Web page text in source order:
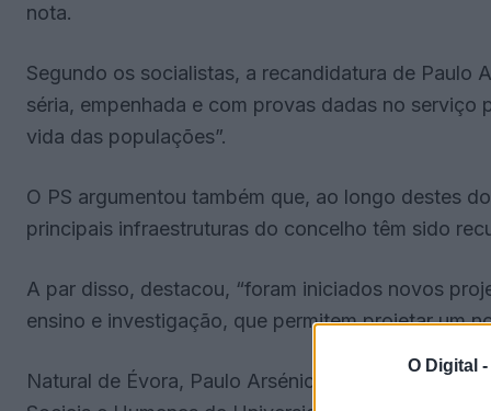
O Digital -
nota.
Segundo os socialistas, a recandidatura de Paulo
séria, empenhada e com provas dadas no
vida das populações”.
O PS argumentou também que, ao longo destes
principais infraestruturas do concelho têm sido
A par disso, destacou, “foram iniciados novos
ensino e investigação, que permitem projetar um
Natural de Évora, Paulo Arsénio tem 53 anos e é